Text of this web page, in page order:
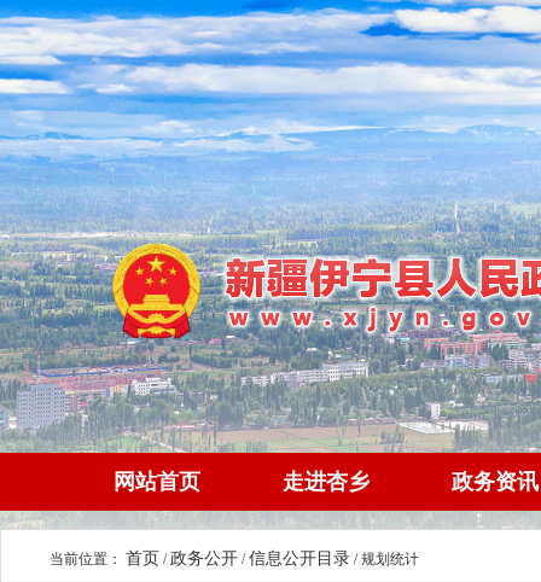
网站首页 走进杏乡 政务资讯
当前位置： 首页 /政务公开 /信息公开目录 /规划统计